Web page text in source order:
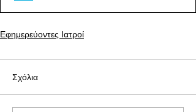
Εφημερεύοντες Ιατροί
Σχόλια